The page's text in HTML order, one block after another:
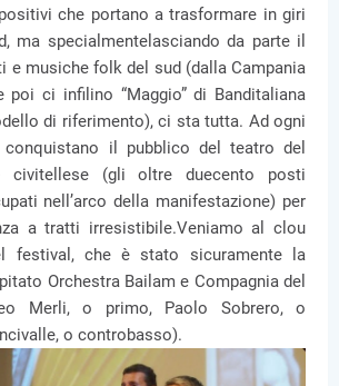
che portano a trasformare in giri
ma specialmentelasciando da parte il
e musiche folk del sud (dalla Campania
poi ci infilino “Maggio” di Banditaliana
di riferimento), ci sta tutta. Ad ogni
il pubblico del teatro del
civitellese (gli oltre duecento posti
nell’arco della manifestazione) per
a tratti irresistibile.Veniamo al clou
festival, che è stato sicuramente la
Orchestra Bailam e Compagnia del
Merli, o primo, Paolo Sobrero, o
o controbasso).